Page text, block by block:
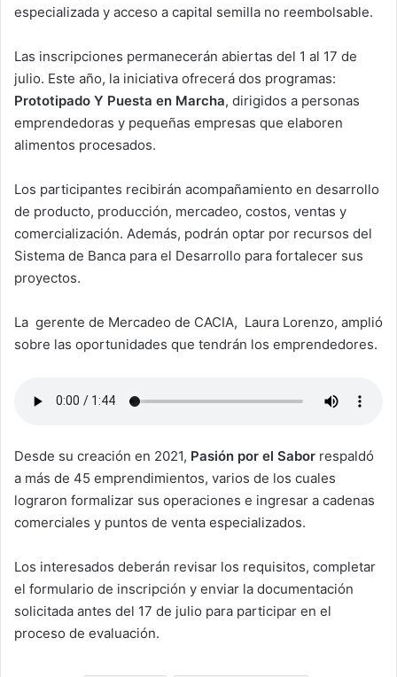
especializada y acceso a capital semilla no reembolsable.
Las inscripciones permanecerán abiertas del 1 al 17 de
julio. Este año, la iniciativa ofrecerá dos programas:
Prototipado Y Puesta en Marcha, dirigidos a personas
emprendedoras y pequeñas empresas que elaboren
alimentos procesados.
Los participantes recibirán acompañamiento en desarrollo
de producto, producción, mercadeo, costos, ventas y
comercialización. Además, podrán optar por recursos del
Sistema de Banca para el Desarrollo para fortalecer sus
proyectos.
La gerente de Mercadeo de CACIA, Laura Lorenzo, amplió
sobre las oportunidades que tendrán los emprendedores.
Desde su creación en 2021, Pasión por el Sabor respaldó
a más de 45 emprendimientos, varios de los cuales
lograron formalizar sus operaciones e ingresar a cadenas
comerciales y puntos de venta especializados.
Los interesados deberán revisar los requisitos, completar
el formulario de inscripción y enviar la documentación
solicitada antes del 17 de julio para participar en el
proceso de evaluación.